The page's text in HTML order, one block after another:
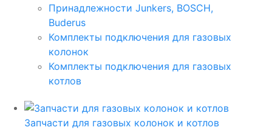
Принадлежности Junkers, BOSCH,
Buderus
Комплекты подключения для газовых
колонок
Комплекты подключения для газовых
котлов
Запчасти для газовых колонок и котлов